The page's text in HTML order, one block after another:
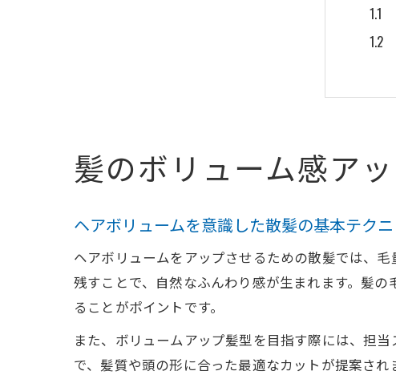
散
髪のボリューム感ア
ヘアボリュームを意識した散髪の基本テク
ヘアボリュームをアップさせるための散髪では、
残すことで、自然なふんわり感が生まれます。髪
ることがポイントです。
また、ボリュームアップ髪型を目指す際には、担
で、髪質や頭の形に合った最適なカットが提案さ